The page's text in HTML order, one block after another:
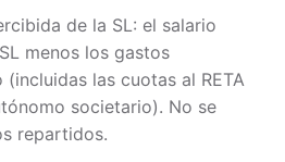
de la SL: el salario
menos los gastos
las cuotas al RETA
societario). No se
repartidos.